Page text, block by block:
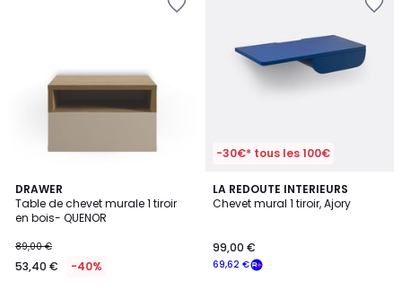
DRAWER
Table de chevet murale 1 tiroir
en bois- QUENOR
89,00 €
53,40 € -40%
5
/
5
-30€* tous les 100€
LA REDOUTE INTERIEURS
Chevet mural 1 tiroir, Ajory
69,62 €
99,00 €
5
/